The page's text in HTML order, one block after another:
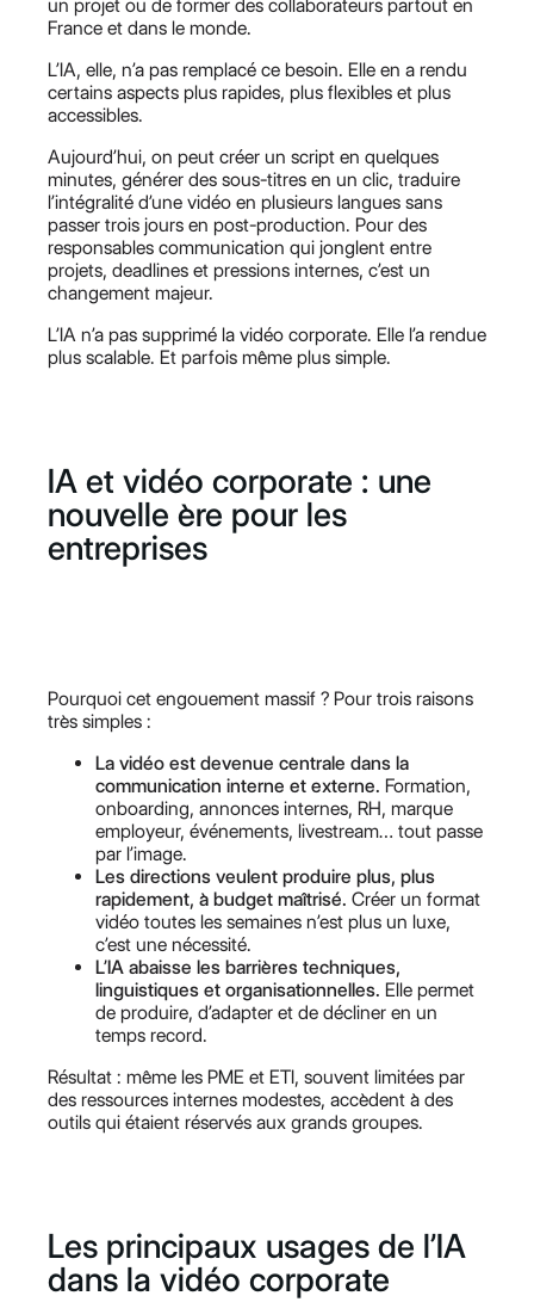
un projet ou de former des collaborateurs partout en
France et dans le monde.
L’IA, elle, n’a pas remplacé ce besoin. Elle en a rendu
certains aspects plus rapides, plus flexibles et plus
accessibles.
Aujourd’hui, on peut créer un script en quelques
minutes, générer des sous-titres en un clic, traduire
l’intégralité d’une vidéo en plusieurs langues sans
passer trois jours en post-production. Pour des
responsables communication qui jonglent entre
projets, deadlines et pressions internes, c’est un
changement majeur.
L’IA n’a pas supprimé la vidéo corporate. Elle l’a rendue
plus scalable. Et parfois même plus simple.
IA et vidéo corporate : une
nouvelle ère pour les
entreprises
Pourquoi cet engouement massif ? Pour trois raisons
très simples :
La vidéo est devenue centrale dans la
communication interne et externe. Formation,
onboarding, annonces internes, RH, marque
employeur, événements, livestream… tout passe
par l’image.
Les directions veulent produire plus, plus
rapidement, à budget maîtrisé. Créer un format
vidéo toutes les semaines n’est plus un luxe,
c’est une nécessité.
L’IA abaisse les barrières techniques,
linguistiques et organisationnelles. Elle permet
de produire, d’adapter et de décliner en un
temps record.
Résultat : même les PME et ETI, souvent limitées par
des ressources internes modestes, accèdent à des
outils qui étaient réservés aux grands groupes.
Les principaux usages de l’IA
dans la vidéo corporate